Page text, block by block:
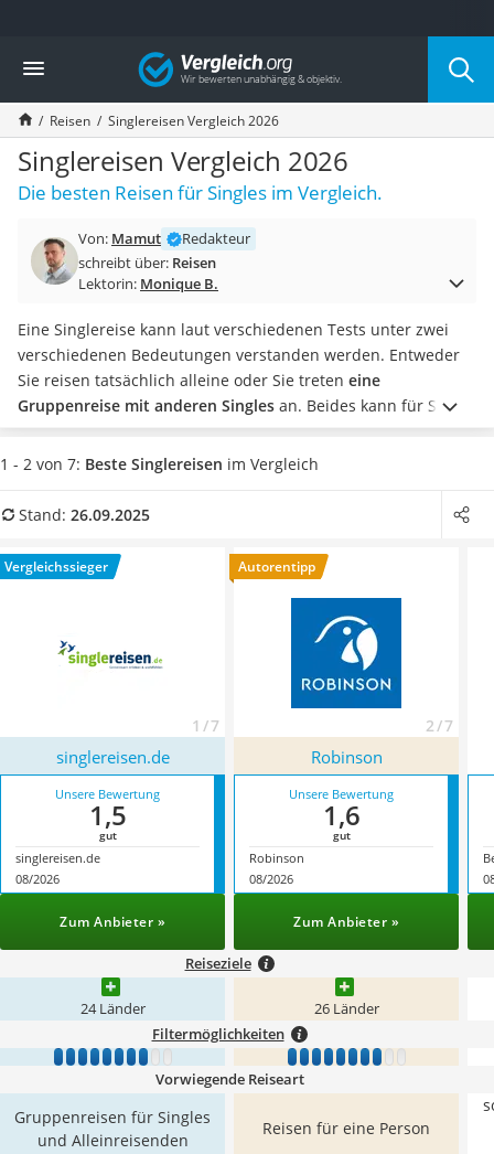
Die beliebtesten Vergleiche nach Kategorie
Service
Cannabissamen kaufen
Bücher verkaufen
Hörbuch-App
Online-Apotheke
Cannabis-Rezept
T-Shirt bedrucken
Goldankauf
Wassertest
Neuwagen-Rabatt
Handyversicherung
Online-Druckerei
Musik-Streaming
Münzhändler
Strom und Gas (Kombitarif)
Immobilienportal
Ticketportale
Vergleich
Reisen Singlereisen Vergleich 2026
Singlereisen Vergleich 2026
Die besten Reisen für Singles im Vergleich.
Von: Mamut
Redakteur
schreibt über: Reisen
Lektorin: Monique B.
Eine Singlereise kann laut verschiedenen Tests unter zwei
verschiedenen Bedeutungen verstanden werden. Entweder
Sie reisen tatsächlich alleine oder Sie treten eine
Gruppenreise mit anderen Singles an. Beides kann für Sie
das bereithalten, was Sie sich wünschen.Wählen Sie jetzt aus
unserer Vergleichstabelle einen Anbieter für
finden Sie die Singlereise, die Sie sich vorstellen.
1 - 2 von 7: Beste Singlereisen im Vergleich
Stand: 26.09.2025
Vergleichssieger
1 / 7
Autorentipp
2 / 7
singlereisen.de Robinson
Unsere Bewertung
1,5
gut
singlereisen.de
08/2026
Unsere Bewertung
1,6
gut
Robinson
08/2026
Zum Anbieter » Zum Anbieter »
Reiseziele
24 Länder 26 Länder
Filtermöglichkeiten
1 2 3 4 5 6 7 8 9 10 1 2 3 4 5 6 7 8 9 10
Vorwiegende Reiseart
Gruppenreisen für Singles
und Alleinreisenden
Reisen für eine Person